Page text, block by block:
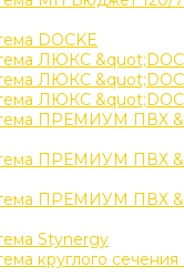
DOCKE
ЛЮКС
ЛЮКС
ЛЮКС
ПРЕМИУМ ПВХ
ПРЕМИУМ ПВХ
ПРЕМИУМ ПВХ
Stynergy
круглого